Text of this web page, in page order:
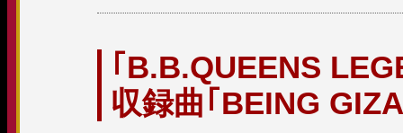
｢B.B.QUEENS
収録曲｢BEING